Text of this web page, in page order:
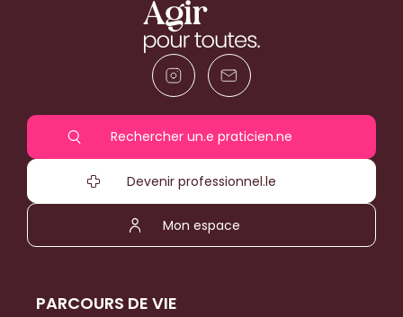
Rechercher un.e praticien.ne
Devenir professionnel.le
Mon espace
PARCOURS DE VIE